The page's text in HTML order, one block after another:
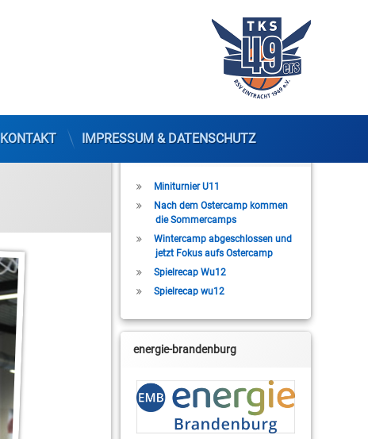
KONTAKT IMPRESSUM & DATENSCHUTZ
Miniturnier U11
Nach dem Ostercamp kommen
die Sommercamps
Wintercamp abgeschlossen und
jetzt Fokus aufs Ostercamp
Spielrecap Wu12
Spielrecap wu12
energie-brandenburg